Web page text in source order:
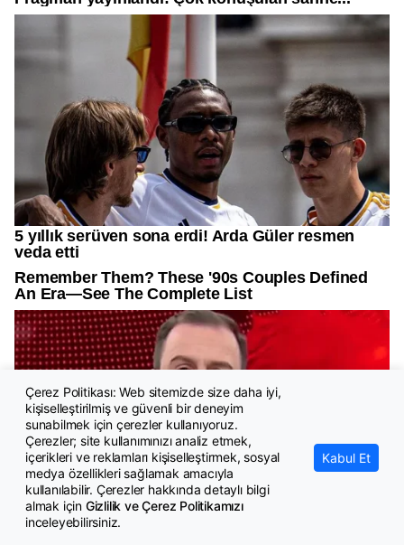
Çerez Politikası: Web sitemizde size daha iyi,
kişiselleştirilmiş ve güvenli bir deneyim
sunabilmek için çerezler kullanıyoruz.
Çerezler; site kullanımınızı analiz etmek,
içerikleri ve reklamları kişiselleştirmek, sosyal
medya özellikleri sağlamak amacıyla
kullanılabilir. Çerezler hakkında detaylı bilgi
almak için Gizlilik ve Çerez Politikamızı
inceleyebilirsiniz.
Kabul Et